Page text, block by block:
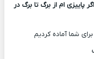
پاییزی ام از برگ تا برگ در
شما آماده کردیم